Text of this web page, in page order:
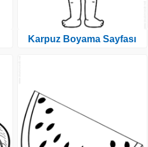
Karpuz Boyama Sayfası